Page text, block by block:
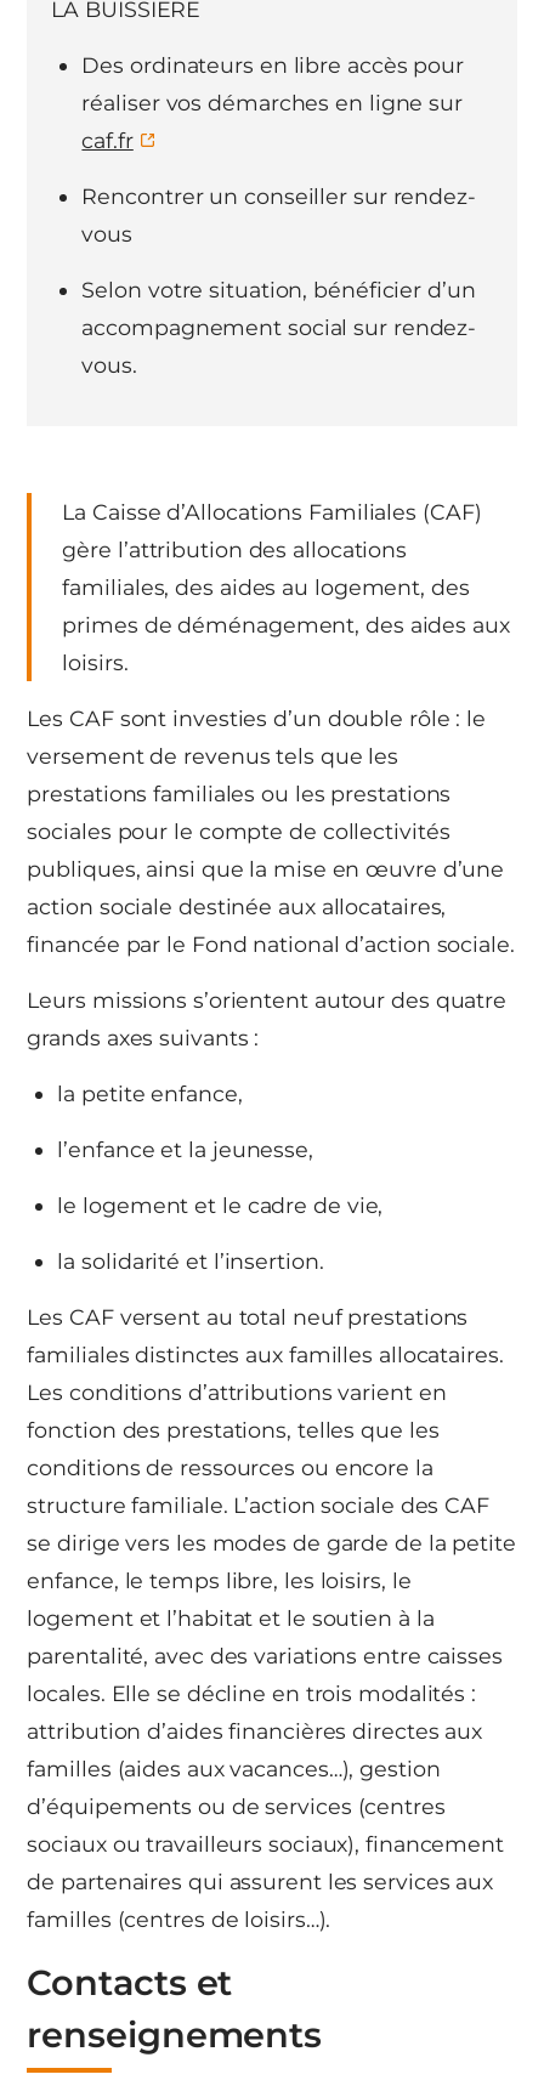
La Caisse d’Allocations Familiales (CAF)
gère l’attribution des allocations
familiales, des aides au logement, des
primes de déménagement, des aides aux
loisirs.
Les CAF sont investies d’un double rôle : le
versement de revenus tels que les
prestations familiales ou les prestations
sociales pour le compte de collectivités
publiques, ainsi que la mise en œuvre d’une
action sociale destinée aux allocataires,
financée par le Fond national d’action sociale.
Leurs missions s’orientent autour des quatre
grands axes suivants :
la petite enfance,
l’enfance et la jeunesse,
le logement et le cadre de vie,
la solidarité et l’insertion.
Les CAF versent au total neuf prestations
familiales distinctes aux familles allocataires.
Les conditions d’attributions varient en
fonction des prestations, telles que les
conditions de ressources ou encore la
structure familiale. L’action sociale des CAF
se dirige vers les modes de garde de la petite
enfance, le temps libre, les loisirs, le
logement et l’habitat et le soutien à la
parentalité, avec des variations entre caisses
locales. Elle se décline en trois modalités :
attribution d’aides financières directes aux
familles (aides aux vacances…), gestion
d’équipements ou de services (centres
sociaux ou travailleurs sociaux), financement
de partenaires qui assurent les services aux
familles (centres de loisirs…).
Contacts et
renseignements
LA BUISSIERE
Des ordinateurs en libre accès pour
réaliser vos démarches en ligne sur
caf.fr
Rencontrer un conseiller sur rendez-
vous
Selon votre situation, bénéficier d’un
accompagnement social sur rendez-
vous.